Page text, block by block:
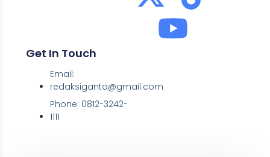
Get In Touch
Email:
redaksiganta@gmail.com
Phone: 0812-3242-
1111